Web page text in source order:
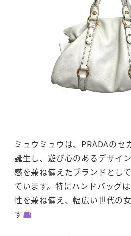
ミュウミュウは、PRADAのセ
誕生し、遊び心のあるデザイ
感を兼ね備えたブランドとし
ています。特にハンドバッグ
性を兼ね備え、幅広い世代の
す